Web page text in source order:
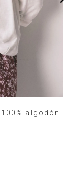
algodón